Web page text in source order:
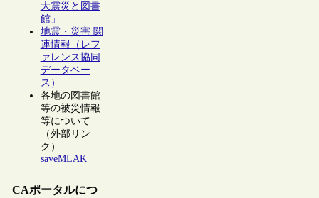
大震災と図書
館」
地震・災害 関
連情報（レフ
ァレンス協同
データベー
ス）
各地の図書館
等の被災情報
等について
（外部リン
ク）
saveMLAK
CAポータルにつ